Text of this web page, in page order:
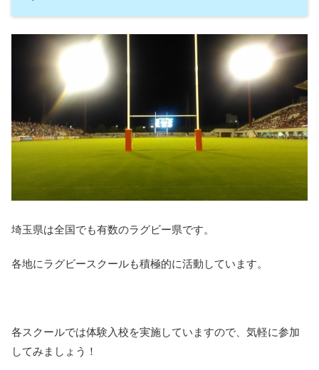
埼玉県は全国でも有数のラグビー県です。
各地にラグビースクールも積極的に活動しています。
各スクールでは体験入校を実施していますので、気軽に参加
してみましょう！